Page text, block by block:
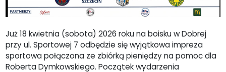
Już 18 kwietnia (sobota) 2026 roku na boisku w Dobrej
przy ul. Sportowej 7 odbędzie się wyjątkowa impreza
sportowa połączona ze zbiórką pieniędzy na pomoc dla
Roberta Dymkowskiego. Początek wydarzenia